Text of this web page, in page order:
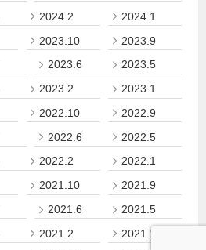
2024.2
2024.1
2023.10
2023.9
2023.6
2023.5
2023.2
2023.1
2022.10
2022.9
2022.6
2022.5
2022.2
2022.1
2021.10
2021.9
2021.6
2021.5
2021.2
2021.1